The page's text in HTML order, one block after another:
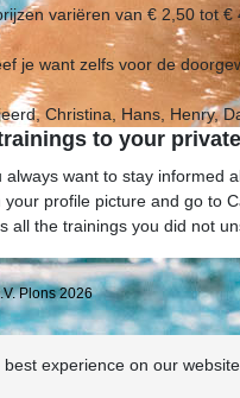
to your
always want to stay informed
your profile picture and go to
all the trainings you did not
variëren van € 2,50 tot €
je want zelfs voor de
Christina, Hans, Henry,
Plons 2026
experience on our